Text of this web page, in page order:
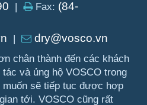
| Fax: (84-
| dry@vosco.vn
chân thành đến các khách
và ủng hộ VOSCO trong
muốn sẽ tiếp tục được hợp
tới. VOSCO cũng rất